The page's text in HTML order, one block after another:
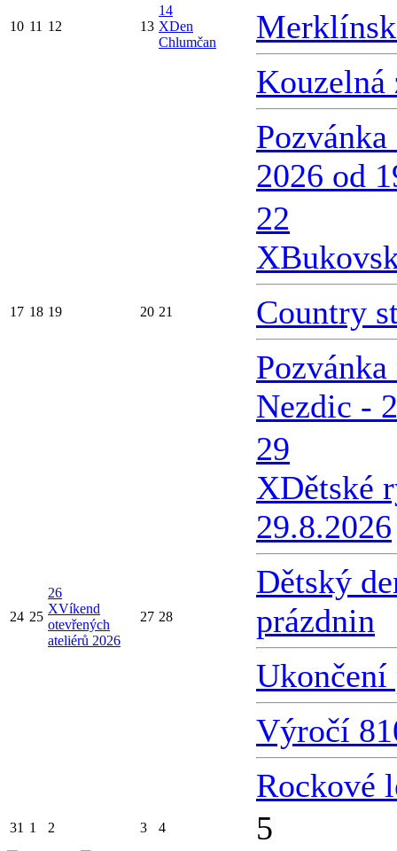
10 11 12 13
14
XDen
Chlumčan
Kouzelná
2026 od
17 18 19 20 21
22
X
Country
Nezdic -
24 25
26
XVíkend
otevřených
ateliérů 2026
27 28
29
XDětské
29.8.2026
Dětský
prázdnin
Ukončení
Výročí
Rockové
31 1 2 3 4 5